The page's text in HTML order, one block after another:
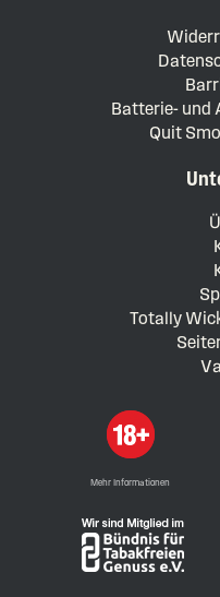
Batterie- und
Quit
Totally
Mehr Informationen